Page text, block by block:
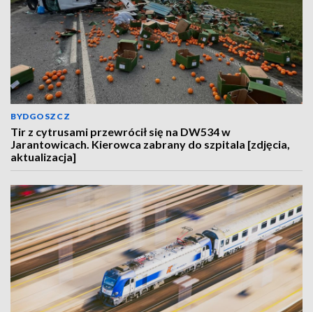
BYDGOSZCZ
Tir z cytrusami przewrócił się na DW534 w
Jarantowicach. Kierowca zabrany do szpitala [zdjęcia,
aktualizacja]